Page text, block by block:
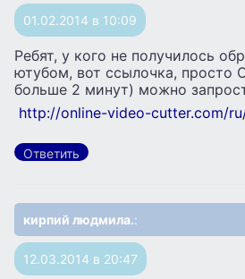
01.02.2014 в 10:09
Ребят, у кого не получилось
ютубом, вот ссылочка,
больше 2 минут) можно
http://online-video-cutter.com/
Ответить
кирпий людмила.:
12.03.2014 в 20:47